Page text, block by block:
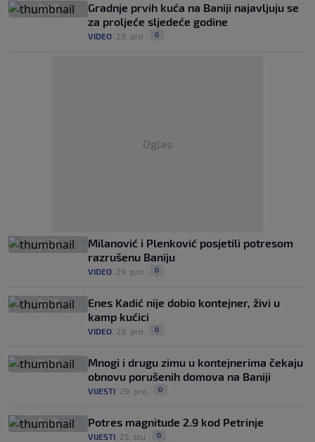
Gradnje prvih kuća na Baniji najavljuju se
za proljeće sljedeće godine
VIDEO 29. pro. 0
Oglas
Milanović i Plenković posjetili potresom
razrušenu Baniju
VIDEO 29. pro. 0
Enes Kadić nije dobio kontejner, živi u
kamp kućici
VIDEO 29. pro. 0
Mnogi i drugu zimu u kontejnerima čekaju
obnovu porušenih domova na Baniji
VIJESTI 29. pro. 0
Potres magnitude 2.9 kod Petrinje
VIJESTI 25. stu. 0